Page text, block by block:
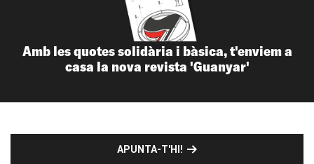
Amb les quotes solidària i bàsica, t'enviem a
casa la nova revista 'Guanyar'
APUNTA-T'HI!